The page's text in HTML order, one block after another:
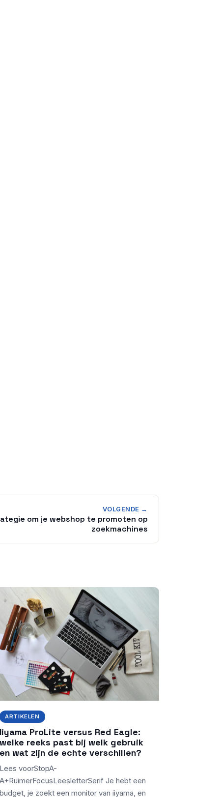
VOLGENDE →
om je webshop te promoten op
zoekmachines
ARTIKELEN
Iiyama ProLite versus Red Eagle:
welke reeks past bij welk gebruik
en wat zijn de echte verschillen?
Lees voorStopA-
A+RuimerFocusLeesletterSerif Je hebt een
budget, je zoekt een monitor van iiyama, en